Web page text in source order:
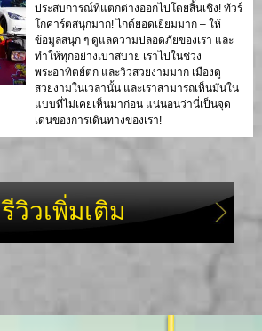
ประสบการณ์ที่แตกต่างออกไปโดยสิ้นเชิง! ทัวร์
โกคาร์ตสนุกมาก! ไกด์ยอดเยี่ยมมาก – ให้
ข้อมูลสนุก ๆ ดูแลความปลอดภัยของเรา และ
ทำให้ทุกอย่างเบาสบาย เราไปในช่วง
พระอาทิตย์ตก และวิวสวยงามมาก เมืองดู
สวยงามในเวลานั้น และเราสามารถเห็นมันใน
แบบที่ไม่เคยเห็นมาก่อน แน่นอนว่านี่เป็นจุด
เด่นของการเดินทางของเรา!
รีวิวเพิ่มเติม